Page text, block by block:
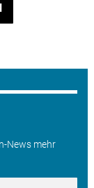
News mehr